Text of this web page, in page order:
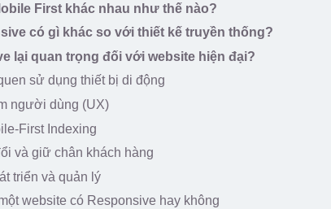
First khác nhau như thế nào?
có gì khác so với thiết kế truyền thống?
lại quan trọng đối với website hiện đại?
sử dụng thiết bị di động
người dùng (UX)
First Indexing
và giữ chân khách hàng
triển và quản lý
website có Responsive hay không